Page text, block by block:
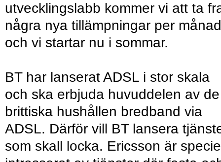
utvecklingslabb kommer vi att ta
några nya tillämpningar per månad
och vi startar nu i sommar.
BT har lanserat ADSL i stor skala
och ska erbjuda huvuddelen av de
brittiska hushållen bredband via
ADSL. Därför vill BT lansera
som skall locka. Ericsson är